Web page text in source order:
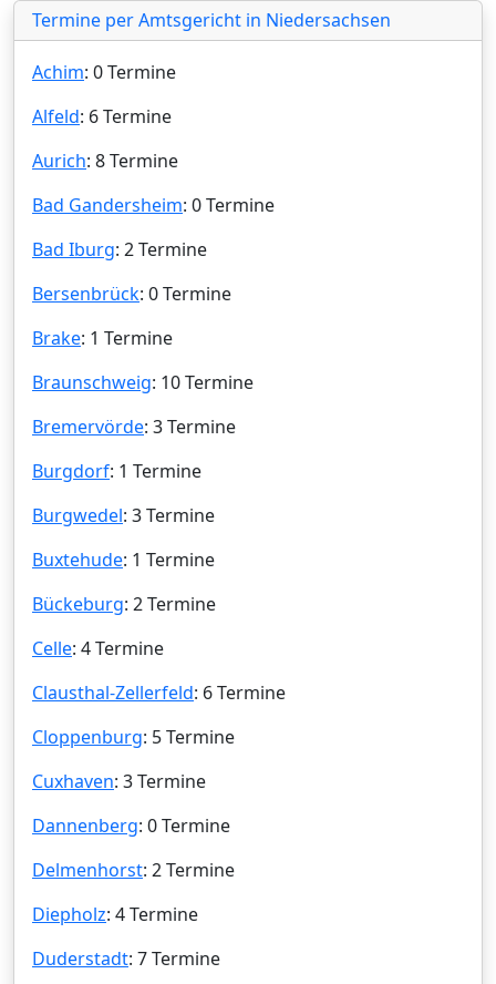
Termine per Amtsgericht in Niedersachsen
Achim: 0 Termine
Alfeld: 6 Termine
Aurich: 8 Termine
Bad Gandersheim: 0 Termine
Bad Iburg: 2 Termine
Bersenbrück: 0 Termine
Brake: 1 Termine
Braunschweig: 10 Termine
Bremervörde: 3 Termine
Burgdorf: 1 Termine
Burgwedel: 3 Termine
Buxtehude: 1 Termine
Bückeburg: 2 Termine
Celle: 4 Termine
Clausthal-Zellerfeld: 6 Termine
Cloppenburg: 5 Termine
Cuxhaven: 3 Termine
Dannenberg: 0 Termine
Delmenhorst: 2 Termine
Diepholz: 4 Termine
Duderstadt: 7 Termine